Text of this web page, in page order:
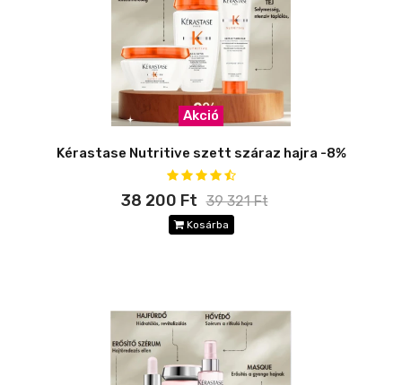
Akció
Kérastase Nutritive szett száraz hajra -8%
38 200 Ft 39 321 Ft
Kosárba